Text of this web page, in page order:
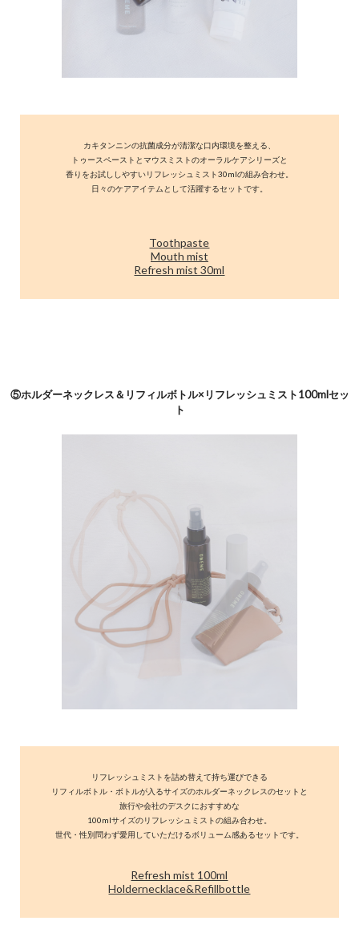
カキタンニンの抗菌成分が清潔な口内環境を整える、
トゥースペーストとマウスミストのオーラルケアシリーズと
香りをお試ししやすいリフレッシュミスト30mlの組み合わせ。
日々のケアアイテムとして活躍するセットです。
Toothpaste
Mouth mist
Refresh mist 30ml
⑤ホルダーネックレス＆リフィルボトル×リフレッシュミスト100mlセッ
ト
リフレッシュミストを詰め替えて持ち運びできる
リフィルボトル・ボトルが入るサイズのホルダーネックレスのセットと
旅行や会社のデスクにおすすめな
100mlサイズのリフレッシュミストの組み合わせ。
世代・性別問わず愛用していただけるボリューム感あるセットです。
Refresh mist 100ml
Holdernecklace&Refillbottle